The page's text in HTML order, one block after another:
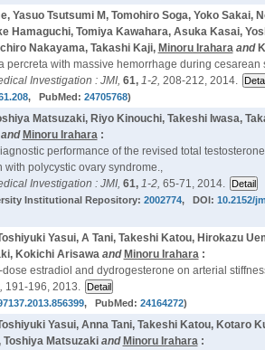
Yasuo Tsutsumi M, Tomohiro Soga, Yoko Sakai,
Hamaguchi, Tomiya Kawahara, Asuka Kasai,
Nakayama, Takashi Kaji, Minoru Iraharaand
percreta with massive hemorrhage during cesarean
Investigation : JMI, 61, 1-2, 208-212, 2014.
, PubMed: 24705768)
Matsuzaki, Riyo Kinouchi, Takeshi Iwasa,
Minoru Irahara:
performance of the revised total
with polycystic ovary syndrome.,
Investigation : JMI, 61, 1-2, 65-71, 2014.
Institutional Repository: 2002774, DOI: 10.2152/
Yasui, A Tani, Takeshi Katou, Hirokazu
Kokichi Arisawaand Minoru Irahara:
dose estradiol and dydrogesterone on arterial
191-196, 2013.
, PubMed: 24164272)
Yasui, Anna Tani, Takeshi Katou, Kotaro
Matsuzakiand Minoru Irahara: